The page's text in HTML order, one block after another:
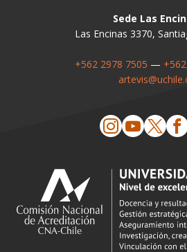
Sede Las
Las Encinas 3370,
+562 2978 7505 —